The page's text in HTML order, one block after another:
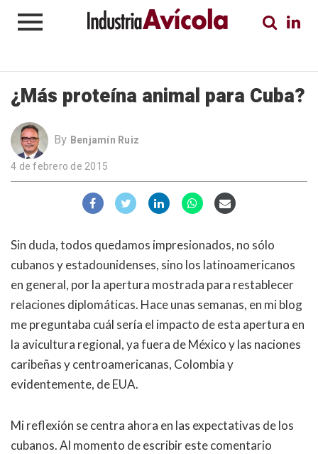
¿Más proteína animal para Cuba?
By Benjamín Ruiz
4 de febrero de 2015
Sin duda, todos quedamos impresionados, no sólo
cubanos y estadounidenses, sino los latinoamericanos
en general, por la apertura mostrada para restablecer
relaciones diplomáticas. Hace unas semanas, en mi blog
me preguntaba cuál sería el impacto de esta apertura en
la avicultura regional, ya fuera de México y las naciones
caribeñas y centroamericanas, Colombia y
evidentemente, de EUA.
Mi reflexión se centra ahora en las expectativas de los
cubanos. Al momento de escribir este comentario